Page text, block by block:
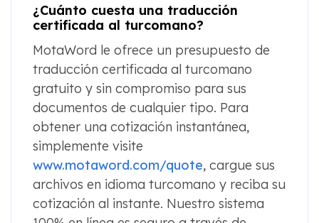
¿Cuánto cuesta una traducción
certificada al turcomano?
MotaWord le ofrece un presupuesto de
traducción certificada al turcomano
gratuito y sin compromiso para sus
documentos de cualquier tipo. Para
obtener una cotización instantánea,
simplemente visite
www.motaword.com/quote, cargue sus
archivos en idioma turcomano y reciba su
cotización al instante. Nuestro sistema